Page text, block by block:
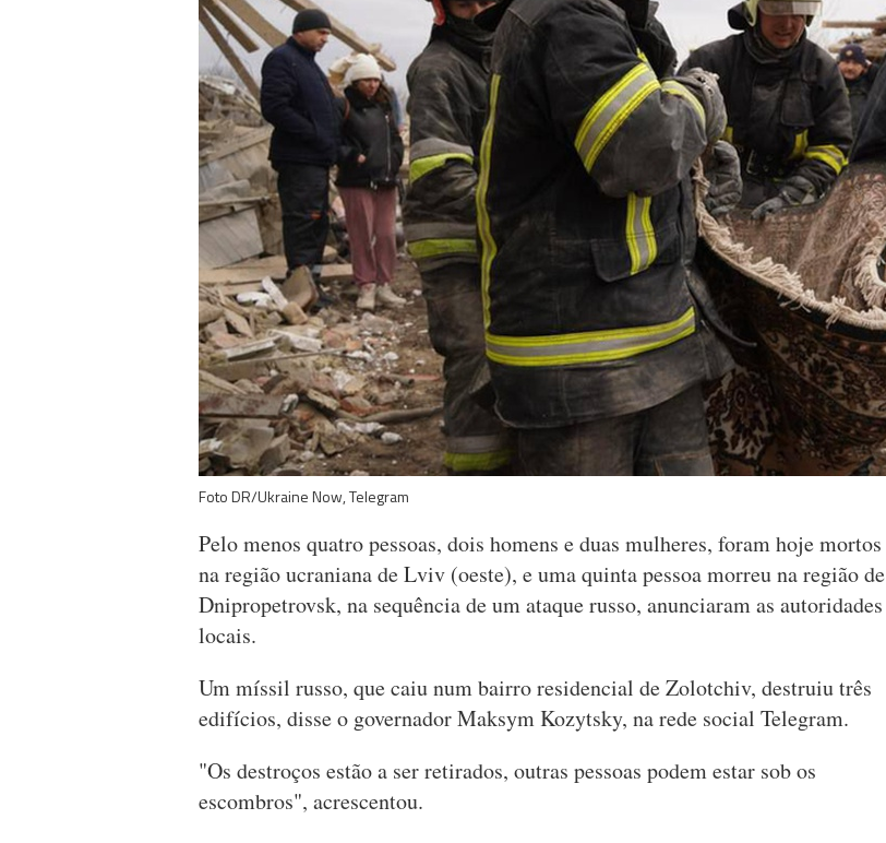
Foto DR/Ukraine Now, Telegram
Pelo menos quatro pessoas, dois homens e duas mulheres, foram hoje mortos
na região ucraniana de Lviv (oeste), e uma quinta pessoa morreu na região de
Dnipropetrovsk, na sequência de um ataque russo, anunciaram as autoridades
locais.
Um míssil russo, que caiu num bairro residencial de Zolotchiv, destruiu três
edifícios, disse o governador Maksym Kozytsky, na rede social Telegram.
"Os destroços estão a ser retirados, outras pessoas podem estar sob os
escombros", acrescentou.